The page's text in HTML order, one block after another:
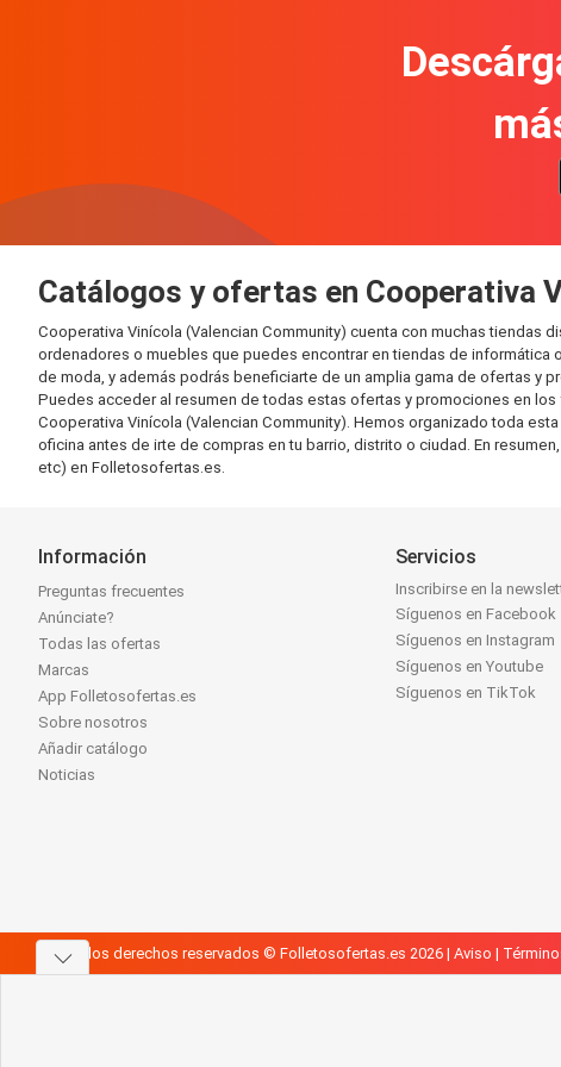
Catálogos y ofertas en Cooperativa
Cooperativa Vinícola (Valencian Community) cuenta con muchas
ordenadores o muebles que puedes encontrar en tiendas de informática
de moda, y además podrás beneficiarte de un amplia gama de ofertas y
Puedes acceder al resumen de todas estas ofertas y promociones en
Cooperativa Vinícola (Valencian Community). Hemos organizado toda
oficina antes de irte de compras en tu barrio, distrito o ciudad. En
etc) en Folletosofertas.es.
Información
Preguntas frecuentes
Anúnciate?
Todas las ofertas
Marcas
App Folletosofertas.es
Sobre nosotros
Añadir catálogo
Noticias
Servicios
Inscribirse en la
Síguenos en Facebook
Síguenos en Instagram
Síguenos en Youtube
Síguenos en TikTok
Todos los derechos reservados © Folletosofertas.es 2026 | Aviso |